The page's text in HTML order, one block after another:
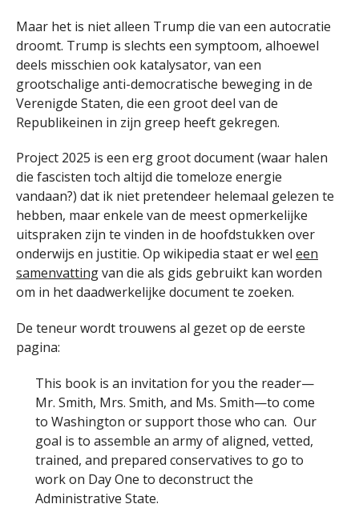
Maar het is niet alleen Trump die van een autocratie
droomt. Trump is slechts een symptoom, alhoewel
deels misschien ook katalysator, van een
grootschalige anti-democratische beweging in de
Verenigde Staten, die een groot deel van de
Republikeinen in zijn greep heeft gekregen.
Project 2025 is een erg groot document (waar halen
die fascisten toch altijd die tomeloze energie
vandaan?) dat ik niet pretendeer helemaal gelezen te
hebben, maar enkele van de meest opmerkelijke
uitspraken zijn te vinden in de hoofdstukken over
onderwijs en justitie. Op wikipedia staat er wel een
samenvattingvan die als gids gebruikt kan worden
om in het daadwerkelijke document te zoeken.
De teneur wordt trouwens al gezet op de eerste
pagina:
This book is an invitation for you the reader—
Mr. Smith, Mrs. Smith, and Ms. Smith—to come
to Washington or support those who can. Our
goal is to assemble an army of aligned, vetted,
trained, and prepared conservatives to go to
work on Day One to deconstruct the
Administrative State.